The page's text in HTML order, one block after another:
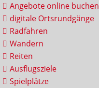
Angebote online buchen
digitale Ortsrundgänge
Radfahren
Wandern
Reiten
Ausflugsziele
Spielplätze